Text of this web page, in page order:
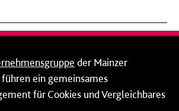
der Mainzer
ein gemeinsames
für Cookies und Vergleichbares